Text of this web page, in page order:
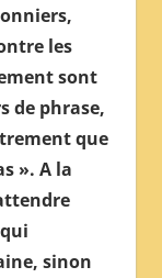
les
sont
de phrase,
que
». A la
sinon